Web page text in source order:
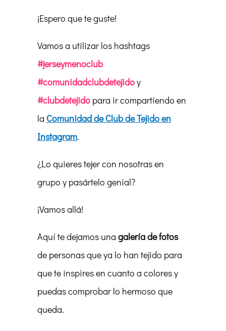
¡Espero que te guste!
Vamos a utilizar los hashtags
#jerseymenoclub
#comunidadclubdetejidoy
#clubdetejido para ir compartiendo en
la Comunidad de Club de Tejido en
Instagram.
¿Lo quieres tejer con nosotras en
grupo y pasártelo genial?
¡Vamos allá!
Aquí te dejamos una galería de fotos
de personas que ya lo han tejido para
que te inspires en cuanto a colores y
puedas comprobar lo hermoso que
queda.